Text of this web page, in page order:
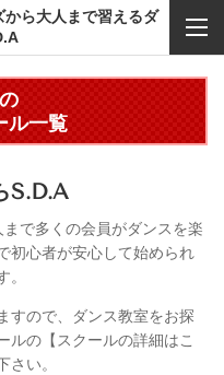
ら大人まで習えるダ
ル一覧
S.D.A
で多くの会員がダンスを楽
初心者が安心して始められ
。
すので、ダンス教室をお探
ルの【スクールの詳細はこ
さい。